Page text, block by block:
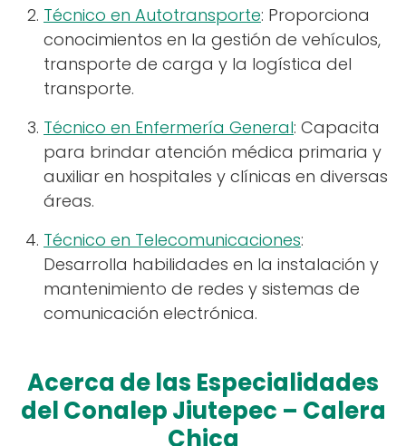
Técnico en Autotransporte: Proporciona
conocimientos en la gestión de vehículos,
transporte de carga y la logística del
transporte.
Técnico en Enfermería General: Capacita
para brindar atención médica primaria y
auxiliar en hospitales y clínicas en diversas
áreas.
Técnico en Telecomunicaciones:
Desarrolla habilidades en la instalación y
mantenimiento de redes y sistemas de
comunicación electrónica.
Acerca de las Especialidades
del Conalep Jiutepec – Calera
Chica